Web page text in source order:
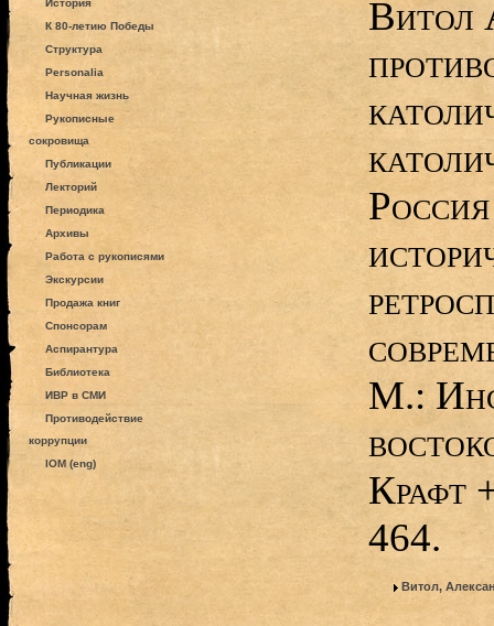
История
К 80-летию Победы
Структура
Personalia
Научная жизнь
Рукописные
сокровища
Публикации
Лекторий
Периодика
Архивы
Работа с рукописями
Экскурсии
Продажа книг
Спонсорам
Аспирантура
Библиотека
ИВР в СМИ
Противодействие
коррупции
IOM (eng)
Витол
М.:
Крафт
464.
Витол,